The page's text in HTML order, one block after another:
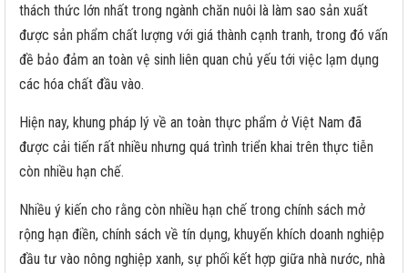
thách thức lớn nhất trong ngành chăn nuôi là làm sao sản xuất
được sản phẩm chất lượng với giá thành cạnh tranh, trong đó vấn
đề bảo đảm an toàn vệ sinh liên quan chủ yếu tới việc lạm dụng
các hóa chất đầu vào.
Hiện nay, khung pháp lý về an toàn thực phẩm ở Việt Nam đã
được cải tiến rất nhiều nhưng quá trình triển khai trên thực tiễn
còn nhiều hạn chế.
Nhiều ý kiến cho rằng còn nhiều hạn chế trong chính sách mở
rộng hạn điền, chính sách về tín dụng, khuyến khích doanh nghiệp
đầu tư vào nông nghiệp xanh, sự phối kết hợp giữa nhà nước, nhà